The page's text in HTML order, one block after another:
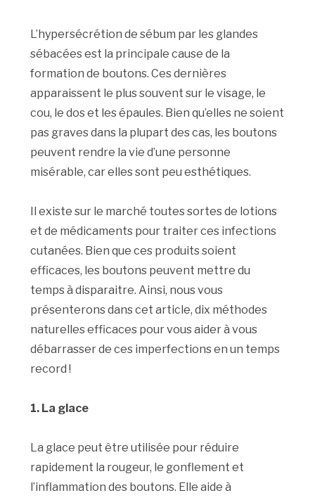
L’hypersécrétion de sébum par les glandes
sébacées est la principale cause de la
formation de boutons. Ces dernières
apparaissent le plus souvent sur le visage, le
cou, le dos et les épaules. Bien qu’elles ne soient
pas graves dans la plupart des cas, les boutons
peuvent rendre la vie d’une personne
misérable, car elles sont peu esthétiques.
Il existe sur le marché toutes sortes de lotions
et de médicaments pour traiter ces infections
cutanées. Bien que ces produits soient
efficaces, les boutons peuvent mettre du
temps à disparaitre. Ainsi, nous vous
présenterons dans cet article, dix méthodes
naturelles efficaces pour vous aider à vous
débarrasser de ces imperfections en un temps
record !
1. La glace
La glace peut être utilisée pour réduire
rapidement la rougeur, le gonflement et
l’inflammation des boutons. Elle aide à